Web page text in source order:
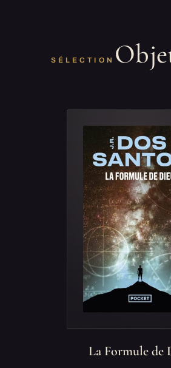
SÉLECTION
La Formule de